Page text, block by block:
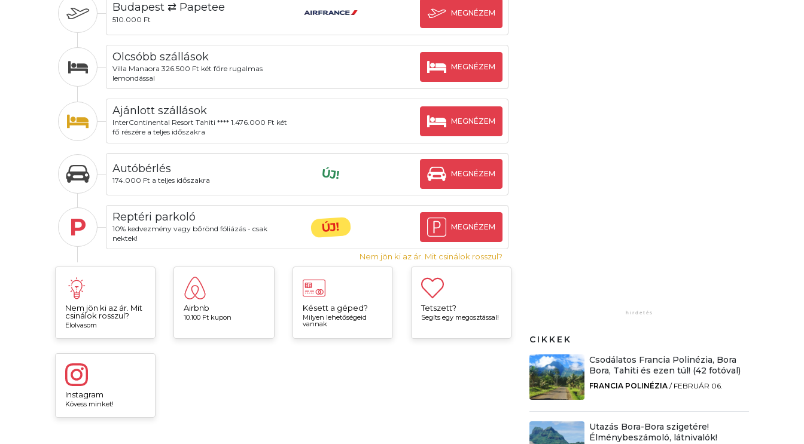
Budapest ⇄ Papetee
510.000 Ft
MEGNÉZEM
Olcsóbb szállások
Villa Manaora 326.500 Ft két főre rugalmas
lemondással
MEGNÉZEM
Ajánlott szállások
InterContinental Resort Tahiti **** 1.476.000 Ft két
fő részére a teljes időszakra
MEGNÉZEM
Autóbérlés
174.000 Ft a teljes időszakra ÚJ! MEGNÉZEM
P Reptéri parkoló
10% kedvezmény vagy bőrönd fóliázás - csak
nektek!
ÚJ! MEGNÉZEM
Nem jön ki az ár. Mit csinálok rosszul?
Nem jön ki az ár. Mit
csinálok rosszul?
Elolvasom
Airbnb
10.100 Ft kupon
Késett a géped?
Milyen lehetőségeid
vannak
Tetszett?
Segíts egy megosztással!
Instagram
Kövess minket!
CIKKEK
Csodálatos Francia Polinézia, Bora
Bora, Tahiti és ezen túl! (42 fotóval)
FRANCIA POLINÉZIA / FEBRUÁR 06.
Utazás Bora-Bora szigetére!
Élménybeszámoló, látnivalók!